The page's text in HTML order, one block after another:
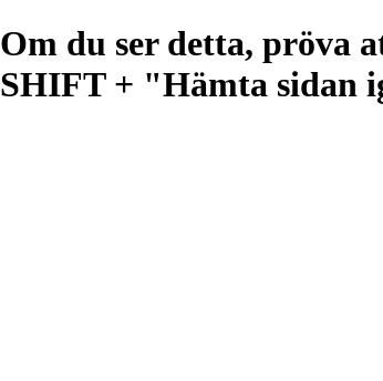
Om du ser detta, pröva
SHIFT + "Hämta sidan